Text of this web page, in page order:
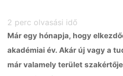
2 perc olvasási idő
Már egy hónapja, hogy
akadémiai év. Akár új vagy a
már valamely terület